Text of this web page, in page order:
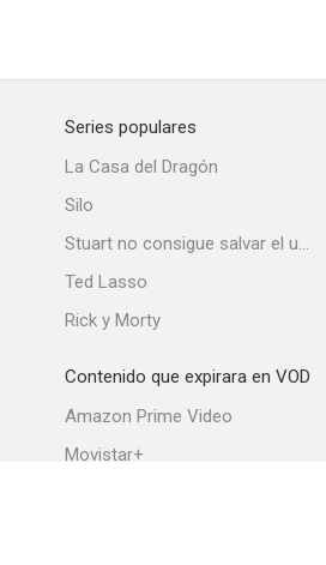
Series populares
La Casa del Dragón
Silo
Stuart no consigue salvar el universo
Ted Lasso
Rick y Morty
Contenido que expirara en VOD
Amazon Prime Video
Movistar+